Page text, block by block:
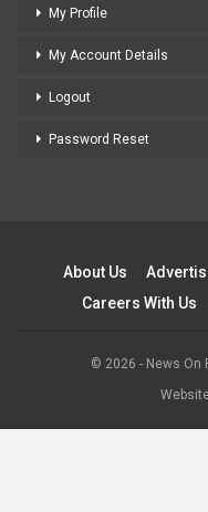
My Profile
My Account Details
Logout
Password Reset
About Us
Careers With Us
© 2026 - News On